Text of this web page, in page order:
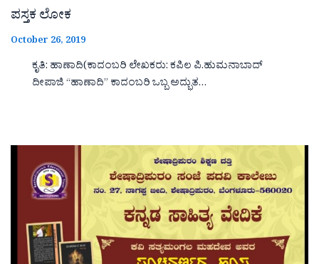
ಪಸ್ತಕ ಲೋಕ
October 26, 2019
ಕೃತಿ: ಹಾಣಾದಿ(ಕಾದಂಬರಿ ಲೇಖಕರು: ಕಪಿಲ ಪಿ.ಹುಮನಾಬಾದ್
ದೀಪಾಜಿ “ಹಾಣಾದಿ‌‌‌‌” ಕಾದಂಬರಿ ಒಬ್ಬ ಅದ್ಭುತ…